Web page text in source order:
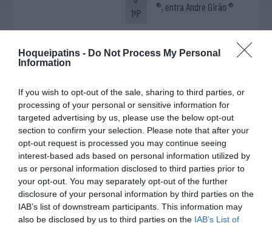
Hoqueipatins - Do Not Process My Personal
Information
If you wish to opt-out of the sale, sharing to third parties, or
processing of your personal or sensitive information for
targeted advertising by us, please use the below opt-out
section to confirm your selection. Please note that after your
opt-out request is processed you may continue seeing
interest-based ads based on personal information utilized by
us or personal information disclosed to third parties prior to
your opt-out. You may separately opt-out of the further
disclosure of your personal information by third parties on the
IAB’s list of downstream participants. This information may
also be disclosed by us to third parties on the IAB’s List of
1ªP
®, entra André Girão ®
(penálti)
9'
Timeout SC Tomar
1ªP
Timeout SC Tomar
17'
1ªP
19'
1ªP
1-1 Rafael Bessa
(penálti)